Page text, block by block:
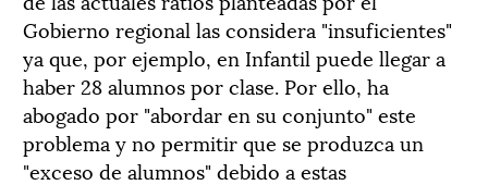
Gobierno regional las considera "insuficientes"
ya que, por ejemplo, en Infantil puede llegar a
haber 28 alumnos por clase. Por ello, ha
abogado por "abordar en su conjunto" este
problema y no permitir que se produzca un
"exceso de alumnos" debido a estas